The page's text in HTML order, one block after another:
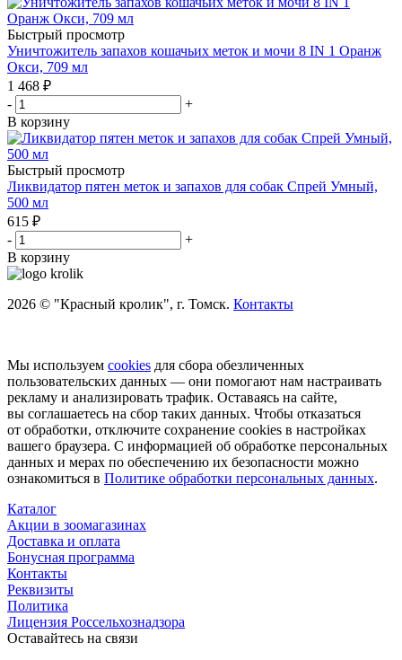
Быстрый просмотр
Уничтожитель запахов кошачьих меток и мочи 8 IN 1 Оранж
Окси, 709 мл
1 468 ₽
-
+
В корзину
Быстрый просмотр
Ликвидатор пятен меток и запахов для собак Спрей Умный,
500 мл
615 ₽
-
+
В корзину
2026 © "Красный кролик", г. Томск. Контакты
Мы используем cookies для сбора обезличенных
пользовательских данных — они помогают нам настраивать
рекламу и анализировать трафик. Оставаясь на сайте,
вы соглашаетесь на сбор таких данных. Чтобы отказаться
от обработки, отключите сохранение cookies в настройках
вашего браузера. С информацией об обработке персональных
данных и мерах по обеспечению их безопасности можно
ознакомиться в Политике обработки персональных данных.
Каталог
Акции в зоомагазинах
Доставка и оплата
Бонусная программа
Контакты
Реквизиты
Политика
Лицензия Россельхознадзора
Оставайтесь на связи